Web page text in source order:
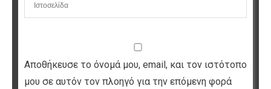
Αποθήκευσε το όνομά μου, email, και τον ιστότοπο
μου σε αυτόν τον πλοηγό για την επόμενη φορά